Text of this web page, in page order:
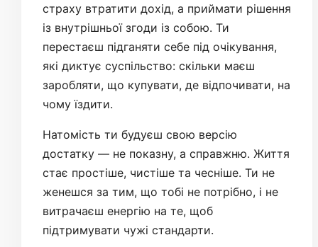
страху втратити дохід, а приймати рішення
із внутрішньої згоди із собою. Ти
перестаєш підганяти себе під очікування,
які диктує суспільство: скільки маєш
заробляти, що купувати, де відпочивати, на
чому їздити.
Натомість ти будуєш свою версію
достатку — не показну, а справжню. Життя
стає простіше, чистіше та чесніше. Ти не
женешся за тим, що тобі не потрібно, і не
витрачаєш енергію на те, щоб
підтримувати чужі стандарти.